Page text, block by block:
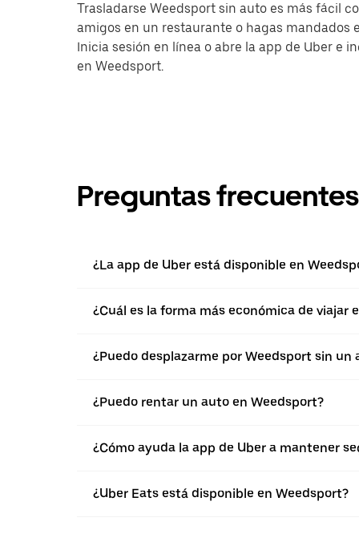
Trasladarse Weedsport sin auto es más fácil
amigos en un restaurante o hagas mandados
Inicia sesión en línea o abre la app de Uber e
en Weedsport.
Preguntas frecuentes
¿La app de Uber está disponible en
¿Cuál es la forma más económica de viajar
¿Puedo desplazarme por Weedsport sin un
¿Puedo rentar un auto en Weedsport?
¿Cómo ayuda la app de Uber a mantener
¿Uber Eats está disponible en Weedsport?